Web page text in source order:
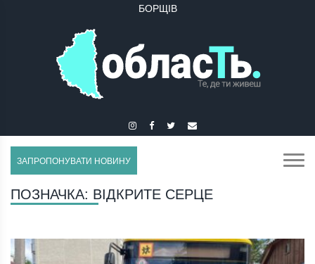
БОРЩІВ
ЗАПРОПОНУВАТИ НОВИНУ
ПОЗНАЧКА: ВІДКРИТЕ СЕРЦЕ